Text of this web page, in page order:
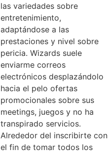
las variedades sobre
entretenimiento,
adaptándose a las
prestaciones y nivel sobre
pericia. Wizards suele
enviarme correos
electrónicos desplazándolo
hacia el pelo ofertas
promocionales sobre sus
meetings, juegos y no ha
transpirado servicios.
Alrededor del inscribirte con
el fin de tomar todos los